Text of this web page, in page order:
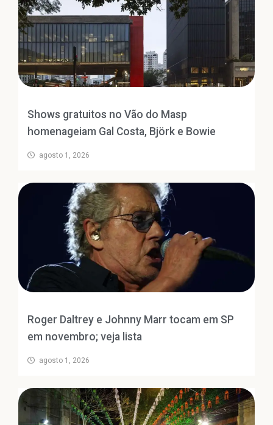
Shows gratuitos no Vão do Masp
homenageiam Gal Costa, Björk e Bowie
agosto 1, 2026
Roger Daltrey e Johnny Marr tocam em SP
em novembro; veja lista
agosto 1, 2026